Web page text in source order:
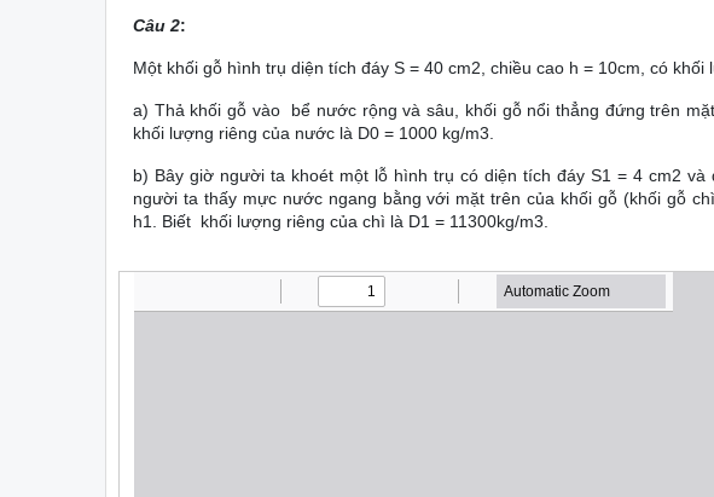
Câu 2:
Một khối gỗ hình trụ diện tích đáy S = 40 cm2, chiều cao h = 10cm, có khối
a) Thả khối gỗ vào bể nước rộng và sâu, khối gỗ nổi thẳng đứng trên
khối lượng riêng của nước là D0 = 1000 kg/m3.
b) Bây giờ người ta khoét một lỗ hình trụ có diện tích đáy S1 = 4 cm2
người ta thấy mực nước ngang bằng với mặt trên của khối gỗ (khối gỗ
h1. Biết khối lượng riêng của chì là D­1 = 11300kg/m3.